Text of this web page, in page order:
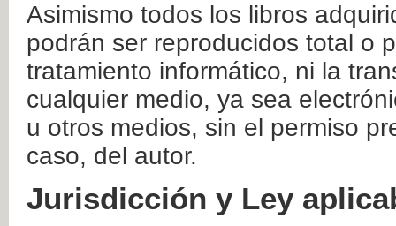
Asimismo todos los libros
podrán ser reproducidos total o
tratamiento informático, ni la
cualquier medio, ya sea
u otros medios, sin el permiso
caso, del autor.
Jurisdicción y Ley